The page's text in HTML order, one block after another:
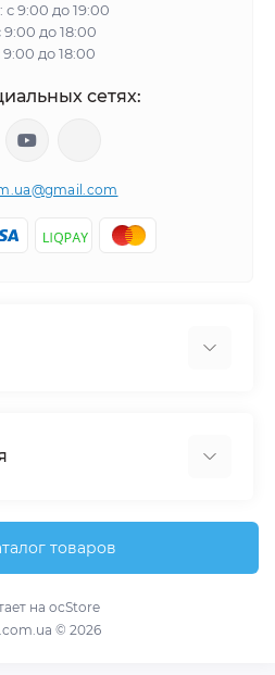
9:00 до 19:00
9:00 до 18:00
9:00 до 18:00
сетях:
товаров
на ocStore
© 2026